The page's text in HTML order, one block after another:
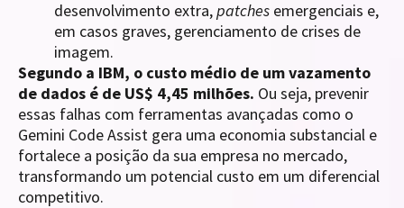
desenvolvimento extra,patches emergenciais e,
em casos graves, gerenciamento de crises de
imagem.
Segundo a IBM, o custo médio de um vazamento
de dados é de US$ 4,45 milhões. Ou seja, prevenir
essas falhas com ferramentas avançadas como o
Gemini Code Assist gera uma economia substancial e
fortalece a posição da sua empresa no mercado,
transformando um potencial custo em um diferencial
competitivo.